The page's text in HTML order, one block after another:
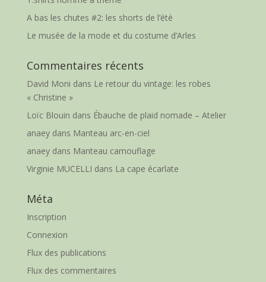
A bas les chutes #2: les shorts de l’été
Le musée de la mode et du costume d’Arles
Commentaires récents
David Moni dans Le retour du vintage: les robes
« Christine »
Loïc Blouin dans Ébauche de plaid nomade – Atelier
anaeydans Manteau arc-en-ciel
anaeydans Manteau camouflage
Virginie MUCELLI dans La cape écarlate
Méta
Inscription
Connexion
Flux des publications
Flux des commentaires